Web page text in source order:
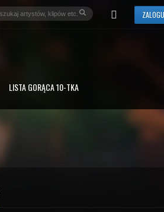
LISTA GORĄCA 10-TKA